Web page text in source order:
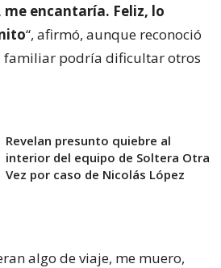
me encantaría. Feliz, lo
“, afirmó, aunque reconoció
familiar podría dificultar otros
Revelan presunto quiebre al
interior del equipo de Soltera Otra
Vez por caso de Nicolás López
algo de viaje, me muero,